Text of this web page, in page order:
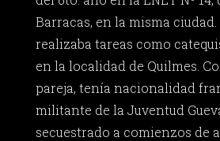
Barracas, en la misma
realizaba tareas como
en la localidad de Quilmes.
pareja, tenía nacionalidad
militante de la Juventud
secuestrado a comienzos de